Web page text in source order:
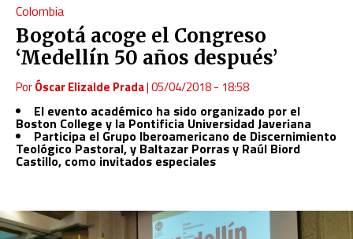
Colombia
Bogotá acoge el Congreso
‘Medellín 50 años después’
PorÓscar Elizalde Prada|05/04/2018 - 18:58
El evento académico ha sido organizado por el
Boston College y la Pontificia Universidad Javeriana
Participa el Grupo Iberoamericano de Discernimiento
Teológico Pastoral, y Baltazar Porras y Raúl Biord
Castillo, como invitados especiales